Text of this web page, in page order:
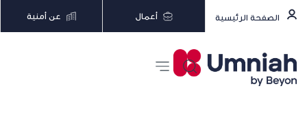
الصفحة الرئيسية أعمال عن أمنية